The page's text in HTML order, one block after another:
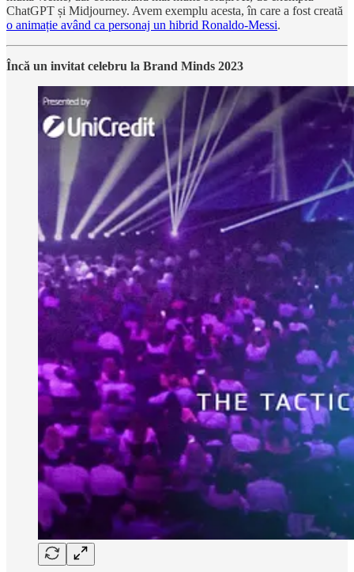
ChatGPT și Midjourney. Avem exemplu acesta, în care a fost creată
o animație având ca personaj un hibrid Ronaldo-Messi.
Încă un invitat celebru la Brand Minds 2023